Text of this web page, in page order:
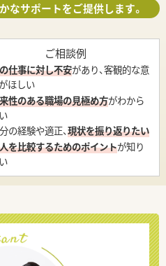
なサポートをご提供します。
ご相談例
仕事に対し不安があり、客観的な意
ほしい
性のある職場の見極め方がわから
の経験や適正、現状を振り返りたい
を比較するためのポイントが知り